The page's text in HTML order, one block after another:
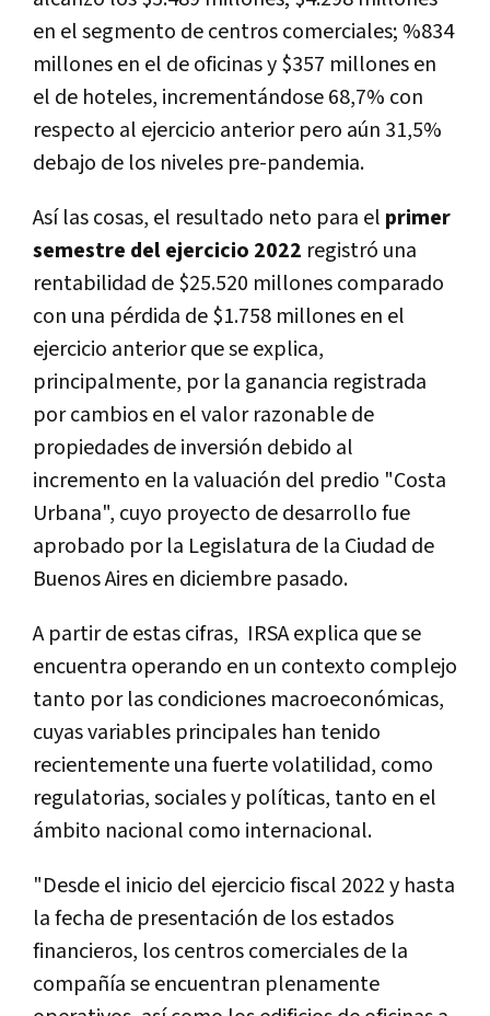
en el segmento de centros comerciales; %834
millones en el de oficinas y $357 millones en
el de hoteles, incrementándose 68,7% con
respecto al ejercicio anterior pero aún 31,5%
debajo de los niveles pre-pandemia.
Así las cosas, el resultado neto para el primer
semestre del ejercicio 2022 registró una
rentabilidad de $25.520 millones comparado
con una pérdida de $1.758 millones en el
ejercicio anterior que se explica,
principalmente, por la ganancia registrada
por cambios en el valor razonable de
propiedades de inversión debido al
incremento en la valuación del predio "Costa
Urbana", cuyo proyecto de desarrollo fue
aprobado por la Legislatura de la Ciudad de
Buenos Aires en diciembre pasado.
A partir de estas cifras, IRSA explica que se
encuentra operando en un contexto complejo
tanto por las condiciones macroeconómicas,
cuyas variables principales han tenido
recientemente una fuerte volatilidad, como
regulatorias, sociales y políticas, tanto en el
ámbito nacional como internacional.
"Desde el inicio del ejercicio fiscal 2022 y hasta
la fecha de presentación de los estados
financieros, los centros comerciales de la
compañía se encuentran plenamente